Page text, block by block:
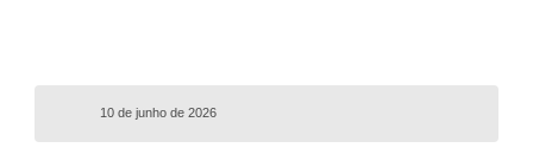
10 de junho de 2026